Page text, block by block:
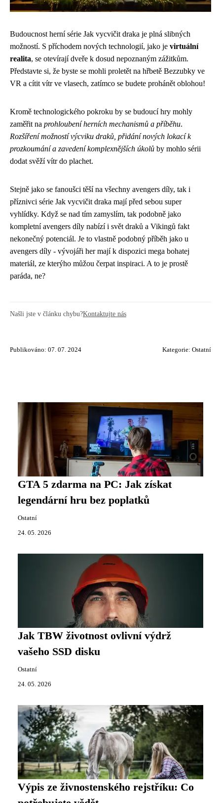
Budoucnost herní série Jak vycvičit draka je plná slibných
možností. S příchodem nových technologií, jako je virtuální
realita, se otevírají dveře k dosud nepoznaným zážitkům.
Představte si, že byste se mohli proletět na hřbetě Bezzubky ve
VR a cítit vítr ve vlasech, zatímco se budete prohánět oblohou!
Kromě technologického pokroku by se budoucí hry mohly
zaměřit na prohloubení herních mechanismů a příběhu.
Rozšíření možností výcviku draků, přidání nových lokací k
prozkoumání a zavedení komplexnějších úkolů by mohlo sérii
dodat svěží vítr do plachet.
Stejně jako se fanoušci těší na všechny avengers díly, tak i
příznivci série Jak vycvičit draka mají před sebou super
vyhlídky. Když se nad tím zamyslím, tak podobně jako
kompletní avengers díly nabízí i svět draků a Vikingů fakt
nekonečný potenciál. Je to vlastně podobný příběh jako u
avengers díly - vývojáři her mají k dispozici mega bohatej
materiál, ze kterýho můžou čerpat inspiraci. A to je prostě
paráda, ne?
Našli jste v článku chybu?Kontaktujte nás
Publikováno: 07. 07. 2024 Kategorie: Ostatní
GTA 5 zdarma na PC: Jak získat
legendární hru bez poplatků
Ostatní
24. 05. 2026
Jak TBW životnost ovlivní výdrž
vašeho SSD disku
Ostatní
24. 05. 2026
Výpis ze živnostenského rejstříku: Co